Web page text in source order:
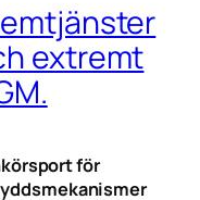
extremt
för